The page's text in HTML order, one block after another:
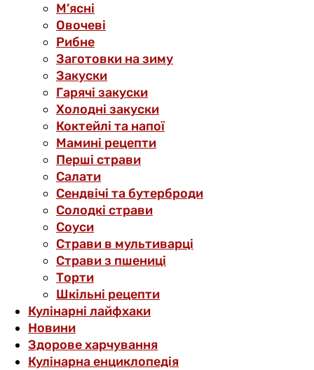
М’ясні
Овочеві
Рибне
Заготовки на зиму
Закуски
Гарячі закуски
Холодні закуски
Коктейлі та напої
Мамині рецепти
Перші страви
Салати
Сендвічі та бутерброди
Солодкі страви
Соуси
Страви в мультиварці
Страви з пшениці
Торти
Шкільні рецепти
Кулінарні лайфхаки
Новини
Здорове харчування
Кулінарна енциклопедія